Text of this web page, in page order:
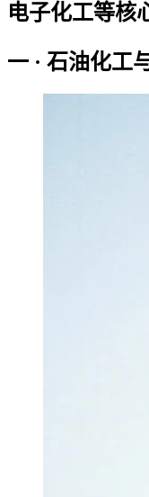
电子化工等核
一 · 石油化工